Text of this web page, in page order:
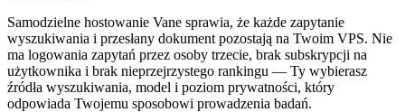
Samodzielne hostowanie Vane sprawia, że każde zapytanie
wyszukiwania i przesłany dokument pozostają na Twoim VPS. Nie
ma logowania zapytań przez osoby trzecie, brak subskrypcji na
użytkownika i brak nieprzejrzystego rankingu — Ty wybierasz
źródła wyszukiwania, model i poziom prywatności, który
odpowiada Twojemu sposobowi prowadzenia badań.